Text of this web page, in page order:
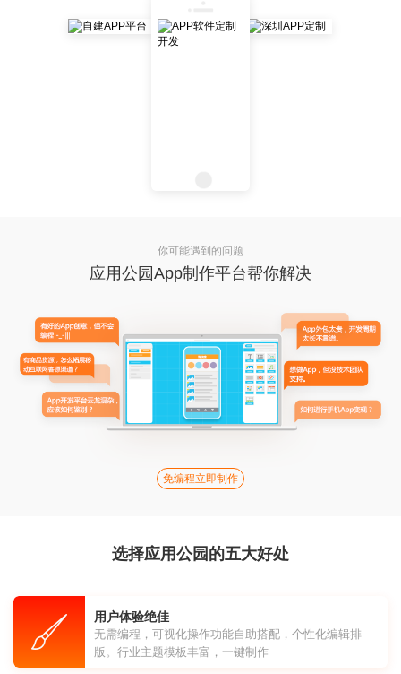
你可能遇到的问题
应用公园App制作平台帮你解决
免编程立即制作
选择应用公园的五大好处
用户体验绝佳
无需编程，可视化操作功能自助搭配，个性化编辑排
版。行业主题模板丰富，一键制作